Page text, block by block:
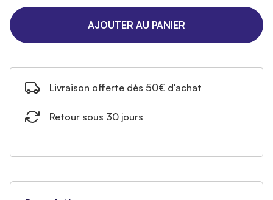
AJOUTER AU PANIER
Livraison offerte dès 50€ d'achat
Retour sous 30 jours